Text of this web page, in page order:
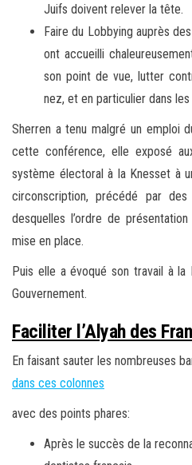
Juifs doivent relever la tête.
Faire du Lobbying auprès
ont accueilli
son point de vue, lutter
nez, et en particulier dans
Sherren a tenu malgré un emploi
cette conférence, elle exposé
système électoral à la Knesset à
circonscription, précédé par
desquelles l’ordre de
mise en place.
Puis elle a évoqué son travail à la
Gouvernement.
Faciliter l’Alyah des
En faisant sauter les nombreuses
dans ces colonnes
avec des points phares:
Après le succès de la